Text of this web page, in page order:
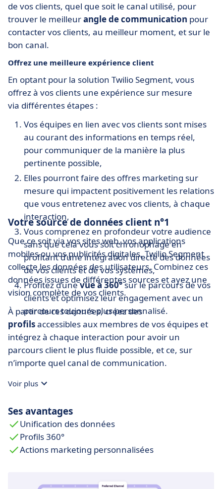
de vos clients, quel que soit le canal utilisé, pour
trouver le meilleurangle de communication pour
contacter vos clients, au meilleur moment, et sur le
bon canal.
Offrez une meilleure expérience client
En optant pour la solution Twilio Segment, vous
offrez à vos clients une expérience sur mesure
via différentes étapes :
Vos équipes en lien avec vos clients sont mises
au courant des informations en temps réel,
pour communiquer de la manière la plus
pertinente possible,
Elles pourront faire des offres marketing sur
mesure qui impactent positivement les relations
que vous entretenez avec vos clients, à chaque
interaction,
Vous comprenez en profondeur votre audience
sans que cela vous soit chronophage en
profitant d’une intégration directe des données
de vos clients et de vos systèmes,
Profitez d’unevue à 360°sur le parcours de vos
clients et optimisez leur engagement avec un
parcours toujours plus personnalisé.
Votre source de données client n°1
Que ce soit via vos sites web, vos applications
mobiles ou vos publicités digitales, Twilio Segment
collecte les données des utilisateurs. Combinez ces
données issues de différentes sources et ayez une
vision complète de vos clients.
À partir de ces données, créez des
profilsaccessibles aux membres de vos équipes et
intégrez à chaque interaction pour avoir un
parcours client le plus fluide possible, et ce, sur
n’importe quel canal de communication.
Voir plus
Ses avantages
Unification des données
Profils 360°
Actions marketing personnalisées